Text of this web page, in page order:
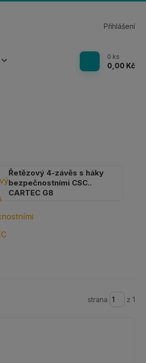
Přihlášení
0 ks
0,00 Kč
Řetězový 4-závěs s háky
bezpečnostními CSC..
CARTEC G8
strana z 1